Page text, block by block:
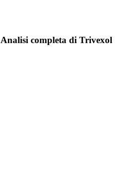
Analisi completa di Trivexol